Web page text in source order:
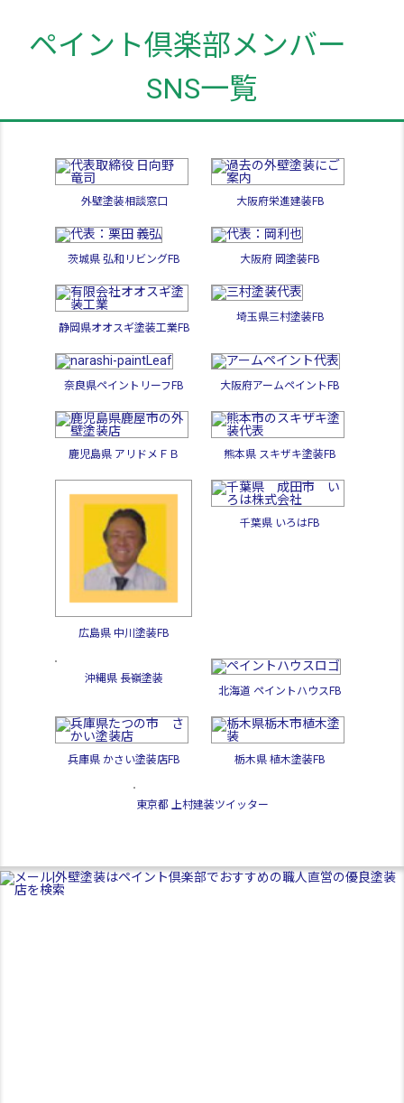
ペイント倶楽部メンバー
SNS一覧
外壁塗装相談窓口 大阪府栄進建装FB
茨城県 弘和リビングFB 大阪府 岡塗装FB
静岡県オオスギ塗装工業FB
埼玉県三村塗装FB
奈良県ペイントリーフFB 大阪府アームペイントFB
鹿児島県 アリドメＦＢ 熊本県 スキザキ塗装FB
広島県 中川塗装FB
千葉県 いろはFB
沖縄県 長嶺塗装
北海道 ペイントハウスFB
兵庫県 かさい塗装店FB 栃木県 植木塗装FB
東京都 上村建装ツイッター